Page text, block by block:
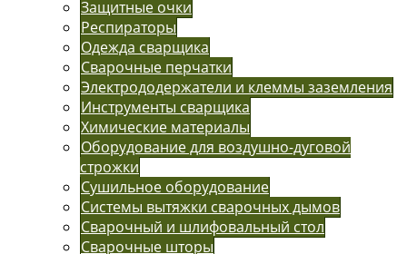
Защитные очки
Респираторы
Одежда сварщика
Сварочные перчатки
Электрододержатели и клеммы заземления
Инструменты сварщика
Химические материалы
Оборудование для воздушно-дуговой
строжки
Сушильное оборудование
Системы вытяжки сварочных дымов
Сварочный и шлифовальный стол
Сварочные шторы